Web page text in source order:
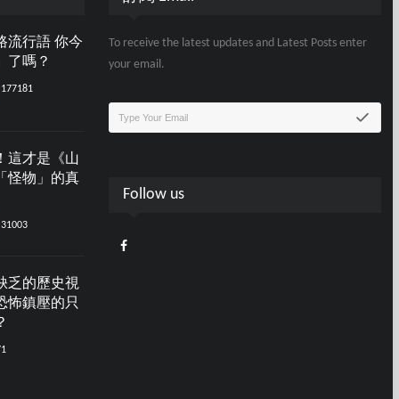
流行語 你今
了嗎？
177181
這才是《山
怪物」的真
31003
乏的歷史視
怖鎮壓的只
To receive the latest updates and Latest Posts enter
your email.
Follow us